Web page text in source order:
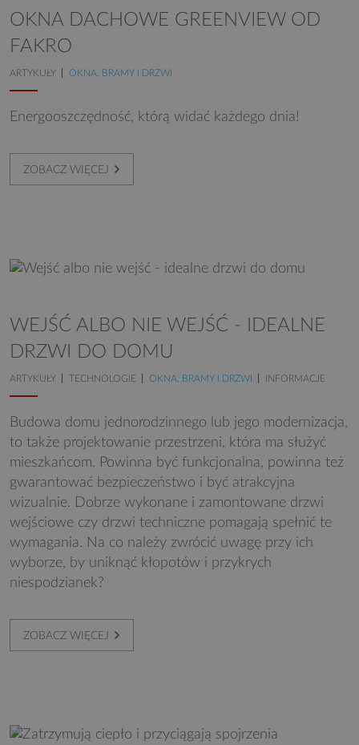
OKNA DACHOWE GREENVIEW OD
FAKRO
ARTYKUŁY OKNA, BRAMY I DRZWI
Energooszczędność, którą widać każdego dnia!
ZOBACZ WIĘCEJ
WEJŚĆ ALBO NIE WEJŚĆ - IDEALNE
DRZWI DO DOMU
ARTYKUŁY TECHNOLOGIE OKNA, BRAMY I DRZWI INFORMACJE
Budowa domu jednorodzinnego lub jego modernizacja,
to także projektowanie przestrzeni, która ma służyć
mieszkańcom. Powinna być funkcjonalna, powinna też
gwarantować bezpieczeństwo i być atrakcyjna
wizualnie. Dobrze wykonane i zamontowane drzwi
wejściowe czy drzwi techniczne pomagają spełnić te
wymagania. Na co należy zwrócić uwagę przy ich
wyborze, by uniknąć kłopotów i przykrych
niespodzianek?
ZOBACZ WIĘCEJ